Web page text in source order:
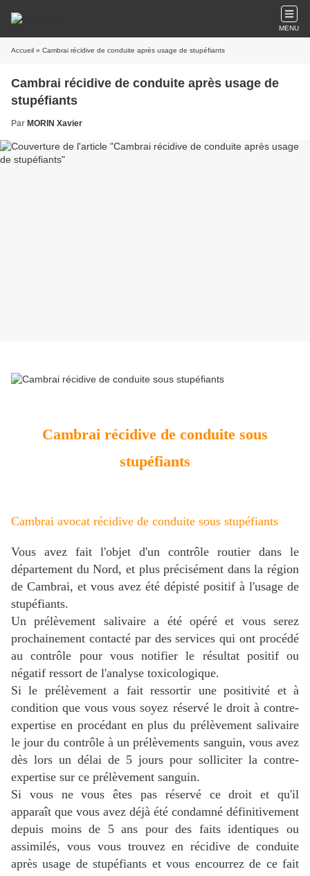
MENU
Accueil » Cambrai récidive de conduite après usage de stupéfiants
Cambrai récidive de conduite après usage de
stupéfiants
Par MORIN Xavier
Cambrai récidive de conduite sous
stupéfiants
Cambrai avocat récidive de conduite sous stupéfiants
Vous avez fait l'objet d'un contrôle routier dans le
département du Nord, et plus précisément dans la région
de Cambrai, et vous avez été dépisté positif à l'usage de
stupéfiants.
Un prélèvement salivaire a été opéré et vous serez
prochainement contacté par des services qui ont procédé
au contrôle pour vous notifier le résultat positif ou
négatif ressort de l'analyse toxicologique.
Si le prélèvement a fait ressortir une positivité et à
condition que vous vous soyez réservé le droit à contre-
expertise en procédant en plus du prélèvement salivaire
le jour du contrôle à un prélèvements sanguin, vous avez
dès lors un délai de 5 jours pour solliciter la contre-
expertise sur ce prélèvement sanguin.
Si vous ne vous êtes pas réservé ce droit et qu'il
apparaît que vous avez déjà été condamné définitivement
depuis moins de 5 ans pour des faits identiques ou
assimilés, vous vous trouvez en récidive de conduite
après usage de stupéfiants et vous encourrez de ce fait